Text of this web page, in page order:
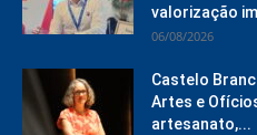
valorização
06/08/2026
Castelo
Artes e
artesanato,...